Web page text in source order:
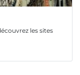
les sites